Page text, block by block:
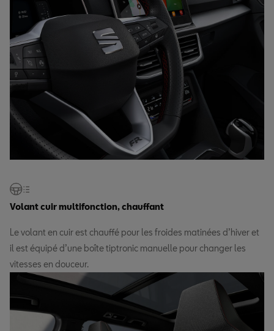
Volant cuir multifonction, chauffant
Le volant en cuir est chauffé pour les froides matinées d’hiver et
il est équipé d’une boîte tiptronic manuelle pour changer les
vitesses en douceur.